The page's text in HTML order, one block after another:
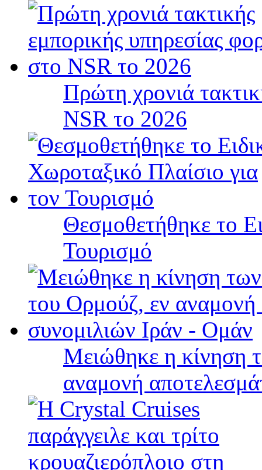
Πρώτη χρονιά
NSR το 2026
Θεσμοθετήθηκε το
Τουρισμό
Μειώθηκε η κίνηση
αναμονή